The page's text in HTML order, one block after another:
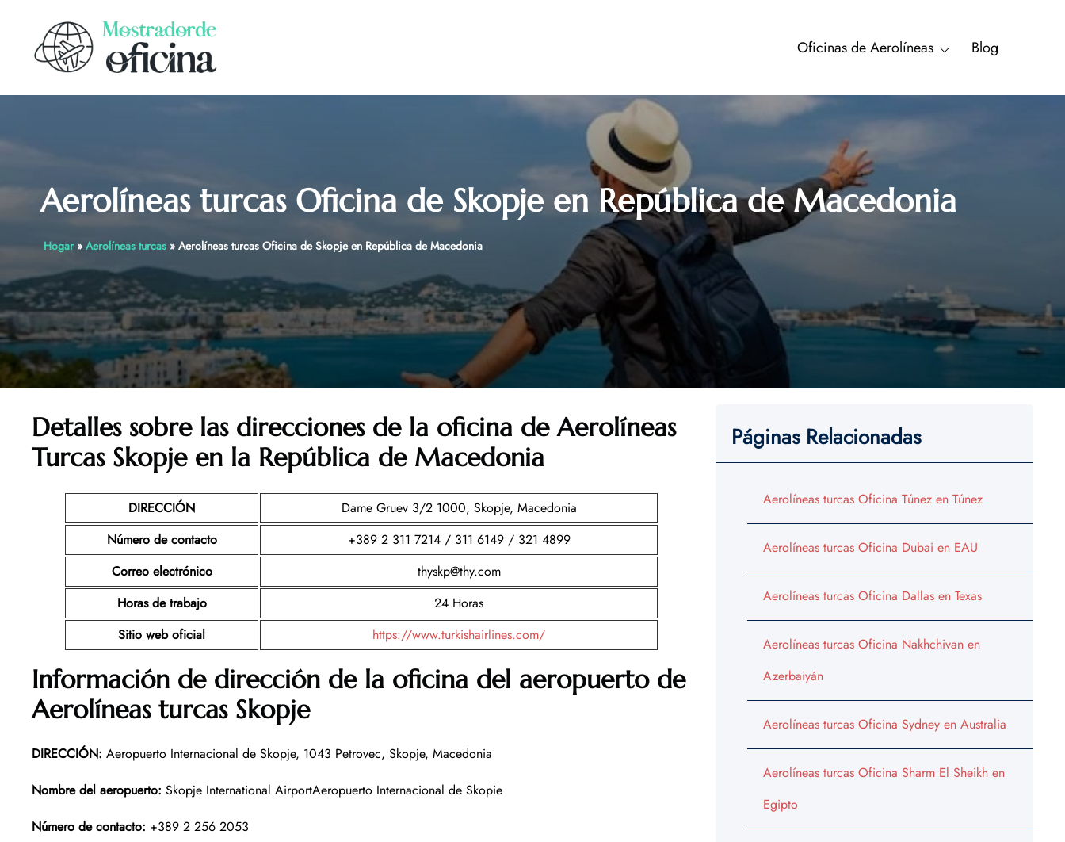
content
Oficinas de Aerolíneas Blog
Aerolíneas turcas Oficina de Skopje en República de Macedonia
Hogar» Aerolíneas turcas» Aerolíneas turcas Oficina de Skopje en República de Macedonia
Detalles sobre las direcciones de la oficina de Aerolíneas
Turcas Skopje en la República de Macedonia
DIRECCIÓN
Dame Gruev 3/2 1000, Skopje, Macedonia
Número de contacto
+389 2 311 7214 / 311 6149 / 321 4899
Correo electrónico
thyskp@thy.com
Horas de trabajo
24 Horas
Sitio web oficial
https://www.turkishairlines.com/
Información de dirección de la oficina del aeropuerto de
Aerolíneas turcas Skopje
DIRECCIÓN: Aeropuerto Internacional de Skopje, 1043 Petrovec, Skopje, Macedonia
Nombre del aeropuerto: Skopje International AirportAeropuerto Internacional de Skopie
Número de contacto: +389 2 256 2053
Páginas Relacionadas
Aerolíneas turcas Oficina Túnez en Túnez
Aerolíneas turcas Oficina Dubai en EAU
Aerolíneas turcas Oficina Dallas en Texas
Aerolíneas turcas Oficina Nakhchivan en
Azerbaiyán
Aerolíneas turcas Oficina Sydney en Australia
Aerolíneas turcas Oficina Sharm El Sheikh en
Egipto